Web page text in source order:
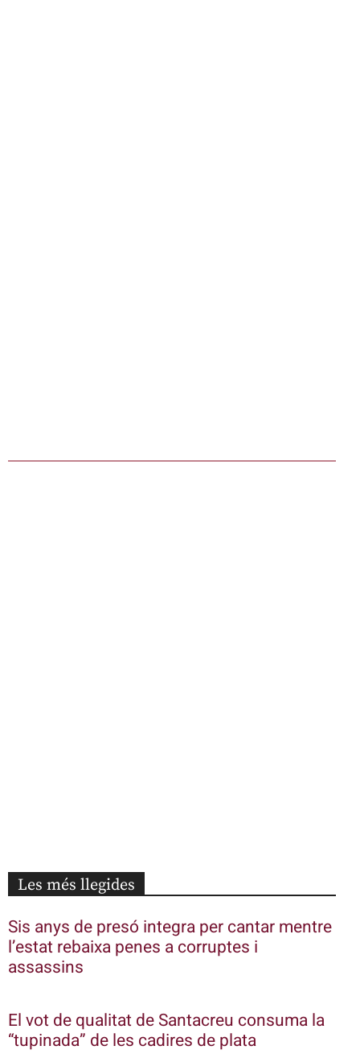
Les més llegides
Sis anys de presó integra per cantar mentre
l’estat rebaixa penes a corruptes i
assassins
El vot de qualitat de Santacreu consuma la
“tupinada” de les cadires de plata